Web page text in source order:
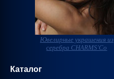
Ювелирные украшения из
серебра CHARMS'Co
Каталог